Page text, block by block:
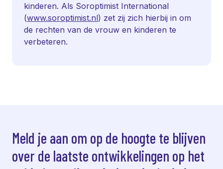
kinderen. Als Soroptimist International
(www.soroptimist.nl) zet zij zich hierbij in om
de rechten van de vrouw en kinderen te
verbeteren.
Meld je aan om op de hoogte te blijven
over de laatste ontwikkelingen op het